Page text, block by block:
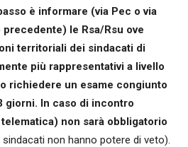
è informare (via Pec o via
le Rsa/Rsu ove
territoriali dei sindacati di
più rappresentativi a livello
richiedere un esame congiunto
giorni. In caso di incontro
non sarà obbligatorio
sindacati non hanno potere di veto).